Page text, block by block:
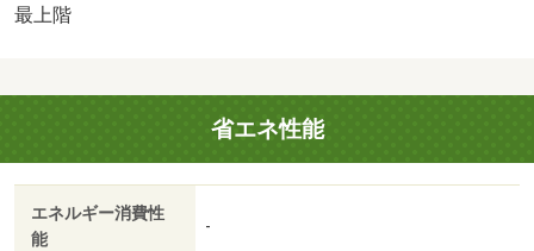
最上階
省エネ性能
エネルギー消費性
能
-